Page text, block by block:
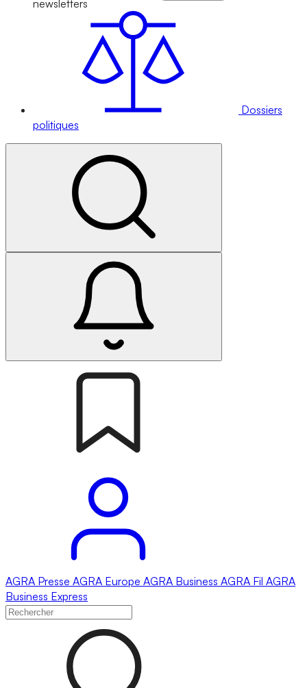
newsletters
Dossiers
politiques
AGRA Presse AGRA Europe AGRA Business AGRA Fil AGRA
Business Express